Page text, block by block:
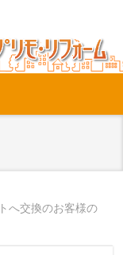
へ交換のお客様の